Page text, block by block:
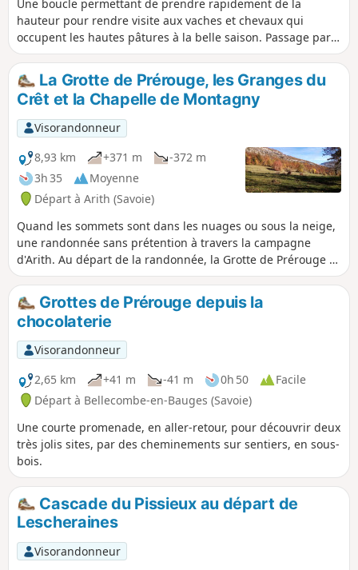
Une boucle permettant de prendre rapidement de la
hauteur pour rendre visite aux vaches et chevaux qui
occupent les hautes pâtures à la belle saison. Passage par
quelques belvédères offrants de très belles
vues.Application Visorando utile sur certaines portions
La Grotte de Prérouge, les Granges du
Crêt et la Chapelle de Montagny
Visorandonneur
8,93 km
+371 m
-372 m
3h 35
Moyenne
Départ à Arith (Savoie)
Quand les sommets sont dans les nuages ou sous la neige,
une randonnée sans prétention à travers la campagne
d'Arith. Au départ de la randonnée, la Grotte de Prérouge et
la résurgence à proximité du moulin constituent de beaux
points d'intérêt. De belles maisons et d'anciennes granges
sont au rendez-vous.
Grottes de Prérouge depuis la
chocolaterie
Visorandonneur
2,65 km
+41 m -41 m 0h 50
Facile
Départ à Bellecombe-en-Bauges (Savoie)
Une courte promenade, en aller-retour, pour découvrir deux
très jolis sites, par des cheminements sur sentiers, en sous-
bois.
Cascade du Pissieux au départ de
Lescheraines
Visorandonneur